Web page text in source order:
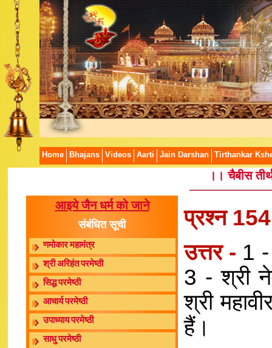
Home Bhajans Videos Aarti Jain Darshan Tirthankar
।। चैबीस
आइये जैन धर्म को जाने
संबंधित सूची
णमोकार महामंत्र
श्री अरिहंत परमेष्ठी
सिद्ध परमेष्ठी
आचार्य परमेष्ठी
उपाध्याय परमेष्ठी
साधु परमेष्ठी
प्रश्न
उत्तर - 1 -
3 - श्री
श्री
हैं।